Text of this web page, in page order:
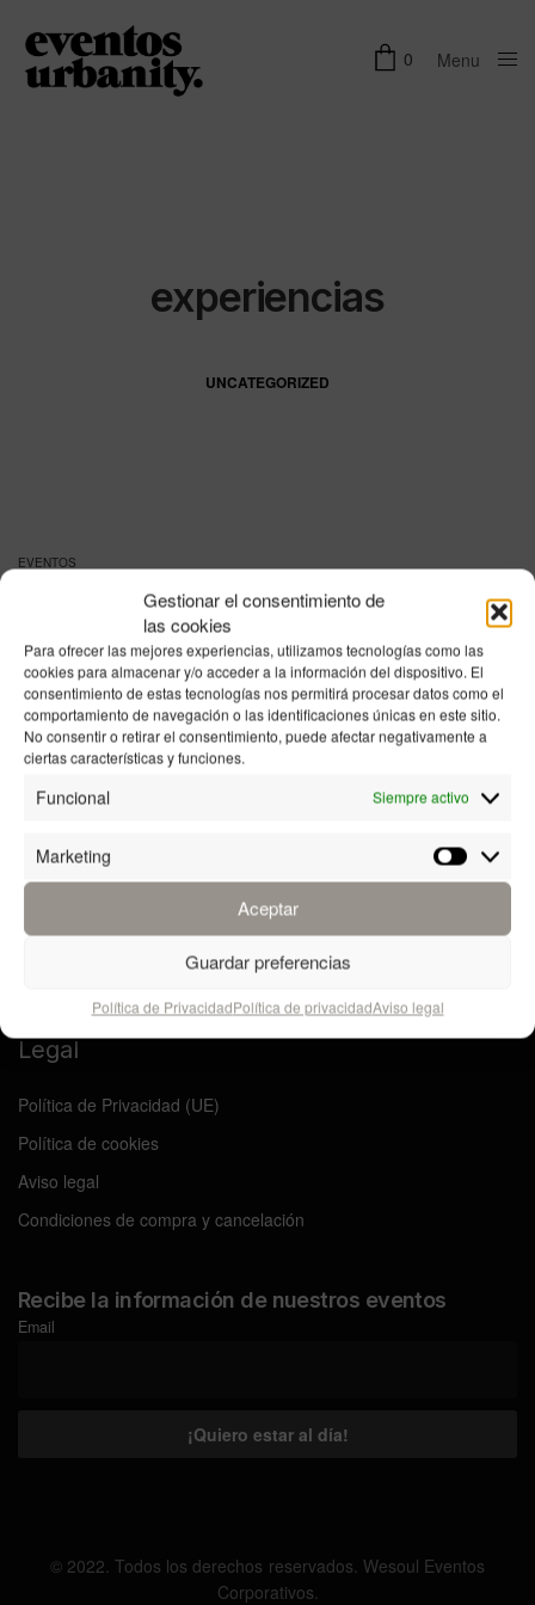
Gestionar el consentimiento de
las cookies
Para ofrecer las mejores experiencias, utilizamos tecnologías como las
cookies para almacenar y/o acceder a la información del dispositivo. El
consentimiento de estas tecnologías nos permitirá procesar datos como el
comportamiento de navegación o las identificaciones únicas en este sitio.
No consentir o retirar el consentimiento, puede afectar negativamente a
ciertas características y funciones.
Funcional Siempre activo
Marketing
Aceptar
Guardar preferencias
Política de PrivacidadPolítica de privacidadAviso legal
0 Menu
experiencias
UNCATEGORIZED
EVENTOS
Organización de eventos en Costa del Sol
Legal
Política de Privacidad (UE)
Política de cookies
Aviso legal
Condiciones de compra y cancelación
Recibe la información de nuestros eventos
Email
© 2022. Todos los derechos reservados. Wesoul Eventos
Corporativos.